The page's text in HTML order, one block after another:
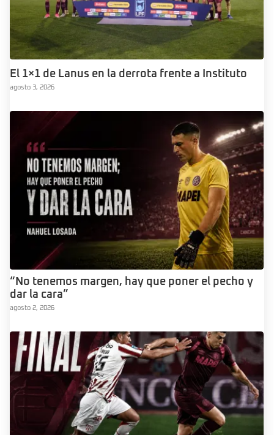
El 1×1 de Lanus en la derrota frente a Instituto
agosto 3, 2026
“No tenemos margen, hay que poner el pecho y
dar la cara”
agosto 2, 2026